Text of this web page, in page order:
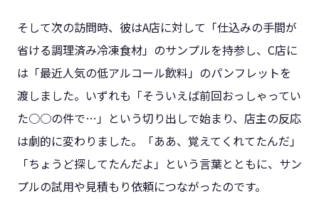
そして次の訪問時、彼はA店に対して「仕込みの手間が
省ける調理済み冷凍食材」のサンプルを持参し、C店に
は「最近人気の低アルコール飲料」のパンフレットを
渡しました。いずれも「そういえば前回おっしゃってい
た○○の件で…」という切り出しで始まり、店主の反応
は劇的に変わりました。「ああ、覚えてくれてたんだ」
「ちょうど探してたんだよ」という言葉とともに、サン
プルの試用や見積もり依頼につながったのです。